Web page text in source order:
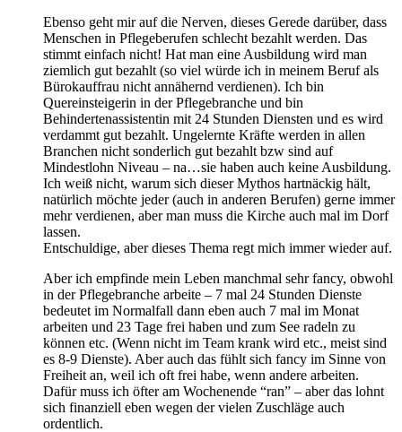
Ebenso geht mir auf die Nerven, dieses Gerede darüber, dass
Menschen in Pflegeberufen schlecht bezahlt werden. Das
stimmt einfach nicht! Hat man eine Ausbildung wird man
ziemlich gut bezahlt (so viel würde ich in meinem Beruf als
Bürokauffrau nicht annähernd verdienen). Ich bin
Quereinsteigerin in der Pflegebranche und bin
Behindertenassistentin mit 24 Stunden Diensten und es wird
verdammt gut bezahlt. Ungelernte Kräfte werden in allen
Branchen nicht sonderlich gut bezahlt bzw sind auf
Mindestlohn Niveau – na…sie haben auch keine Ausbildung.
Ich weiß nicht, warum sich dieser Mythos hartnäckig hält,
natürlich möchte jeder (auch in anderen Berufen) gerne immer
mehr verdienen, aber man muss die Kirche auch mal im Dorf
lassen.
Entschuldige, aber dieses Thema regt mich immer wieder auf.
Aber ich empfinde mein Leben manchmal sehr fancy, obwohl
in der Pflegebranche arbeite – 7 mal 24 Stunden Dienste
bedeutet im Normalfall dann eben auch 7 mal im Monat
arbeiten und 23 Tage frei haben und zum See radeln zu
können etc. (Wenn nicht im Team krank wird etc., meist sind
es 8-9 Dienste). Aber auch das fühlt sich fancy im Sinne von
Freiheit an, weil ich oft frei habe, wenn andere arbeiten.
Dafür muss ich öfter am Wochenende “ran” – aber das lohnt
sich finanziell eben wegen der vielen Zuschläge auch
ordentlich.